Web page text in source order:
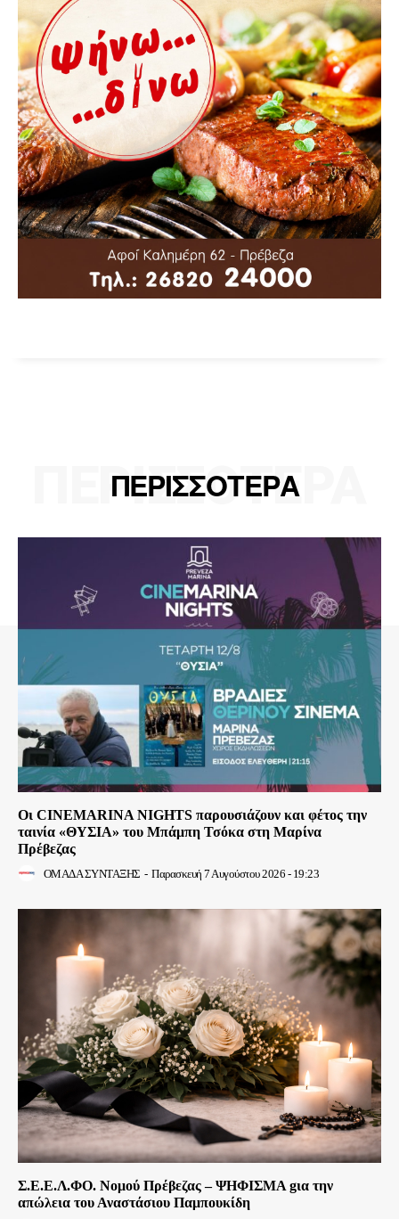
ΠΕΡΙΣΣΟΤΕΡΑ
ΠΕΡΙΣΣΟΤΕΡΑ
Οι CINEMARINA NIGHTS παρουσιάζουν και φέτος την
ταινία «ΘΥΣΙΑ» του Μπάμπη Τσόκα στη Μαρίνα
Πρέβεζας
ΟΜΑΔΑ ΣΥΝΤΑΞΗΣ - Παρασκευή 7 Αυγούστου 2026 - 19:23
Σ.Ε.Ε.Λ.ΦΟ. Νομού Πρέβεζας – ΨΗΦΙΣΜΑ gια την
απώλεια του Αναστάσιου Παμπουκίδη